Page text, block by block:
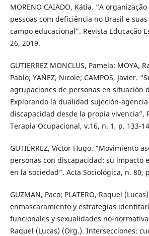
MORENO CAIADO, Kátia. “A
pessoas com deficiência no Brasil e
campo educacional”. Revista Educação
26, 2019.
GUTIERREZ MONCLUS, Pamela; MOYA,
Pablo; YAÑEZ, Nicole; CAMPOS, Javier.
agrupaciones de personas en situación
Explorando la dualidad sujeción-
discapacidad desde la propia vivencia”.
Terapia Ocupacional, v.16, n. 1, p. 133-
GUTIÉRREZ, Víctor Hugo. “Movimiento
personas con discapacidad: su impacto
en la sociedad”. Acta Sociológica, n. 80,
GUZMAN, Paco; PLATERO, Raquel
enmascaramiento y estrategias
funcionales y sexualidades no-
Raquel (Lucas) (Org.). Intersecciones: